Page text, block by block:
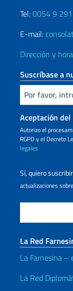
Tel:0054 9
E-mail:
Dirección y
Suscríbase a
Inserta tu correo electronico
Aceptación del
Autorizo ​​el
RGPD y el Decreto
legales
Sí, quiero
actualizaciones
La Red
La Farnesina –
La Red